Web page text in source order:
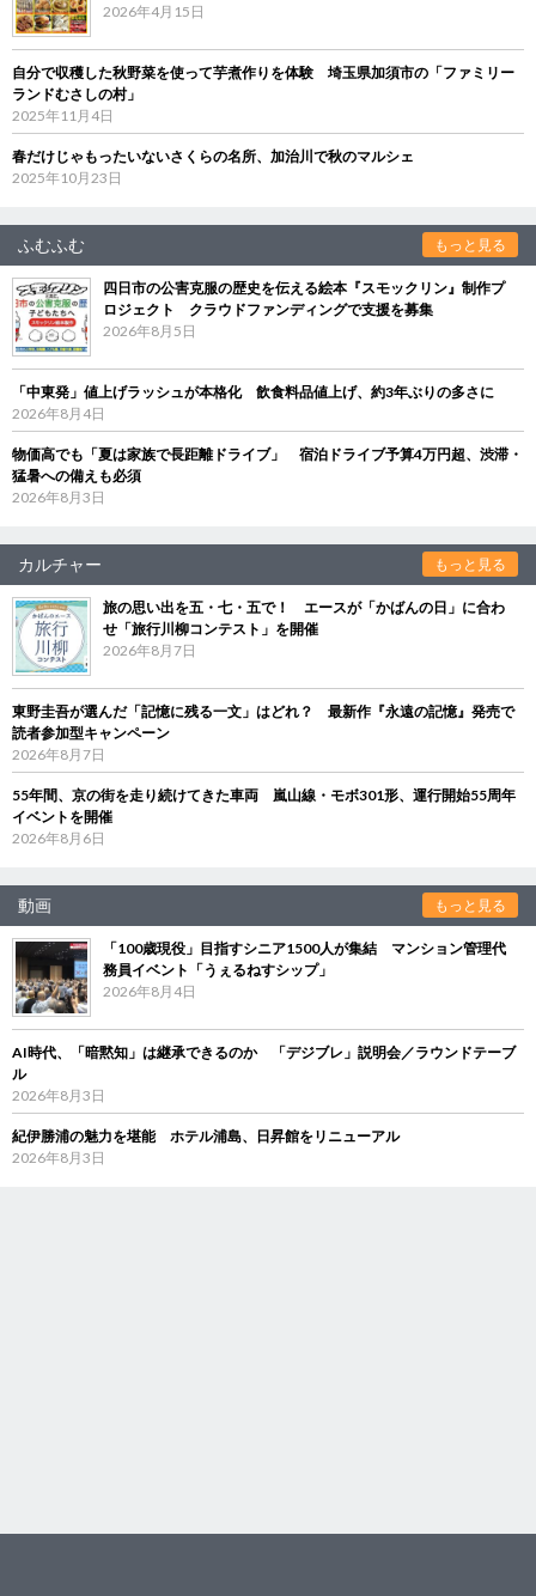
2026年4月15日
自分で収穫した秋野菜を使って芋煮作りを体験 埼玉県加須市の「ファミリー
ランドむさしの村」
2025年11月4日
春だけじゃもったいないさくらの名所、加治川で秋のマルシェ
2025年10月23日
ふむふむ もっと見る
四日市の公害克服の歴史を伝える絵本『スモックリン』制作プ
ロジェクト クラウドファンディングで支援を募集
2026年8月5日
「中東発」値上げラッシュが本格化 飲食料品値上げ、約3年ぶりの多さに
2026年8月4日
物価高でも「夏は家族で長距離ドライブ」 宿泊ドライブ予算4万円超、渋滞・
猛暑への備えも必須
2026年8月3日
カルチャー もっと見る
旅の思い出を五・七・五で！ エースが「かばんの日」に合わ
せ「旅行川柳コンテスト」を開催
2026年8月7日
東野圭吾が選んだ「記憶に残る一文」はどれ？ 最新作『永遠の記憶』発売で
読者参加型キャンペーン
2026年8月7日
55年間、京の街を走り続けてきた車両 嵐山線・モボ301形、運行開始55周年
イベントを開催
2026年8月6日
動画 もっと見る
「100歳現役」目指すシニア1500人が集結 マンション管理代
務員イベント「うぇるねすシップ」
2026年8月4日
AI時代、「暗黙知」は継承できるのか 「デジブレ」説明会／ラウンドテーブ
ル
2026年8月3日
紀伊勝浦の魅力を堪能 ホテル浦島、日昇館をリニューアル
2026年8月3日